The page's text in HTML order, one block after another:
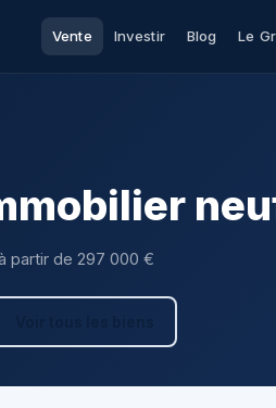
Vente Investir Blog Le
partir de 297 000 €